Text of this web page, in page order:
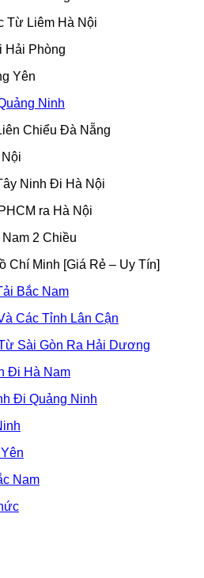
Từ Liêm Hà Nội
Hải Phòng
Yên
Ninh
Chiểu Đà Nẵng
Ninh Đi Hà Nội
ra Hà Nội
2 Chiều
Chí Minh [Giá Rẻ – Uy Tín]
Bắc Nam
Các Tỉnh Lân Cận
Sài Gòn Ra Hải Dương
Đi Hà Nam
Đi Quảng Ninh
Nam